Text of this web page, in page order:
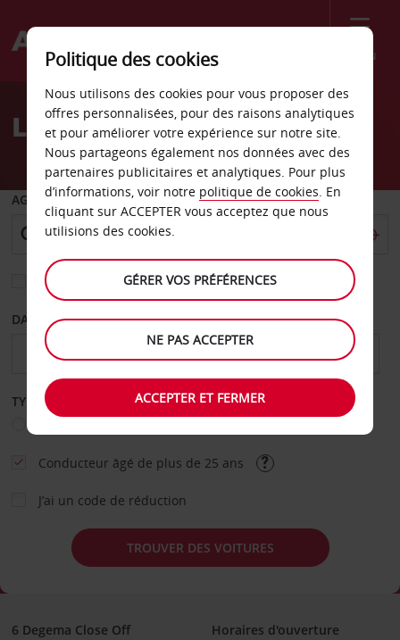
Menu
Welcome
AvisLocation de voiture Lagos
AGENCE DE DÉPART
Sélectionnez une autre agence de retour
DATE DE DÉPART DATE DE RETOUR
TYPE DE LOCATION
Conducteur âgé de plus de 25 ans
J’ai un code de réduction
TROUVER DES VOITURES
6 Degema Close Off
Horaires d'ouverture
Politique des cookies
Nous utilisons des cookies pour vous proposer des
offres personnalisées, pour des raisons analytiques
et pour améliorer votre expérience sur notre site.
Nous partageons également nos données avec des
partenaires publicitaires et analytiques. Pour plus
d’informations, voir notre politique de cookies. En
cliquant sur ACCEPTER vous acceptez que nous
utilisions des cookies.
GÉRER VOS PRÉFÉRENCES
NE PAS ACCEPTER
ACCEPTER ET FERMER